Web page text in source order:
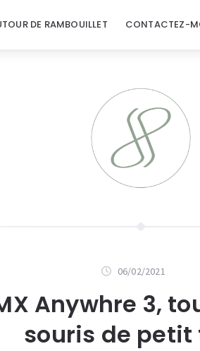
DE RAMBOUILLET CONTACTEZ-
06/02/2021
Anywhre 3,
souris de